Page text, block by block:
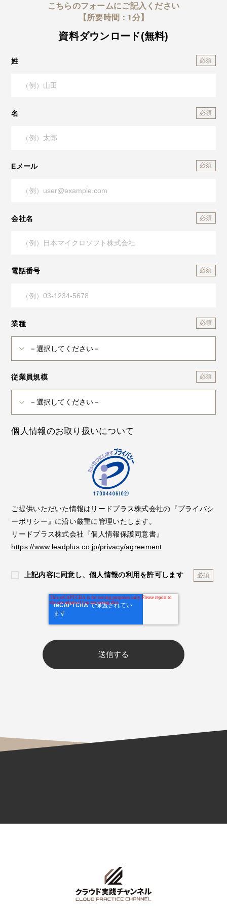
こちらのフォームにご記入ください
【所要時間：1分】
資料ダウンロード(無料)
姓
名
Eメール
会社名
電話番号
業種
従業員規模
個人情報のお取り扱いについて
ご提供いただいた情報はリードプラス株式会社の『プライバシ
ーポリシー』に沿い厳重に管理いたします。
リードプラス株式会社『個人情報保護同意書』
https://www.leadplus.co.jp/privacy/agreement
上記内容に同意し、個人情報の利用を許可します